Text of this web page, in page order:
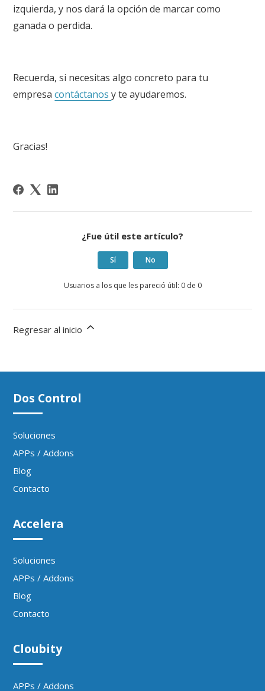
izquierda, y nos dará la opción de marcar como
ganada o perdida.
Recuerda, si necesitas algo concreto para tu
empresa contáctanosy te ayudaremos.
Gracias!
¿Fue útil este artículo?
Sí No
Usuarios a los que les pareció útil: 0 de 0
Regresar al inicio
Dos Control
Soluciones
APPs / Addons
Blog
Contacto
Accelera
Soluciones
APPs / Addons
Blog
Contacto
Cloubity
APPs / Addons